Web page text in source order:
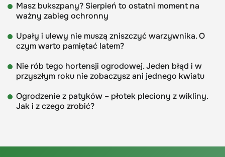
Masz bukszpany? Sierpień to ostatni moment na
ważny zabieg ochronny
Upały i ulewy nie muszą zniszczyć warzywnika. O
czym warto pamiętać latem?
Nie rób tego hortensji ogrodowej. Jeden błąd i w
przyszłym roku nie zobaczysz ani jednego kwiatu
Ogrodzenie z patyków – płotek pleciony z wikliny.
Jak i z czego zrobić?